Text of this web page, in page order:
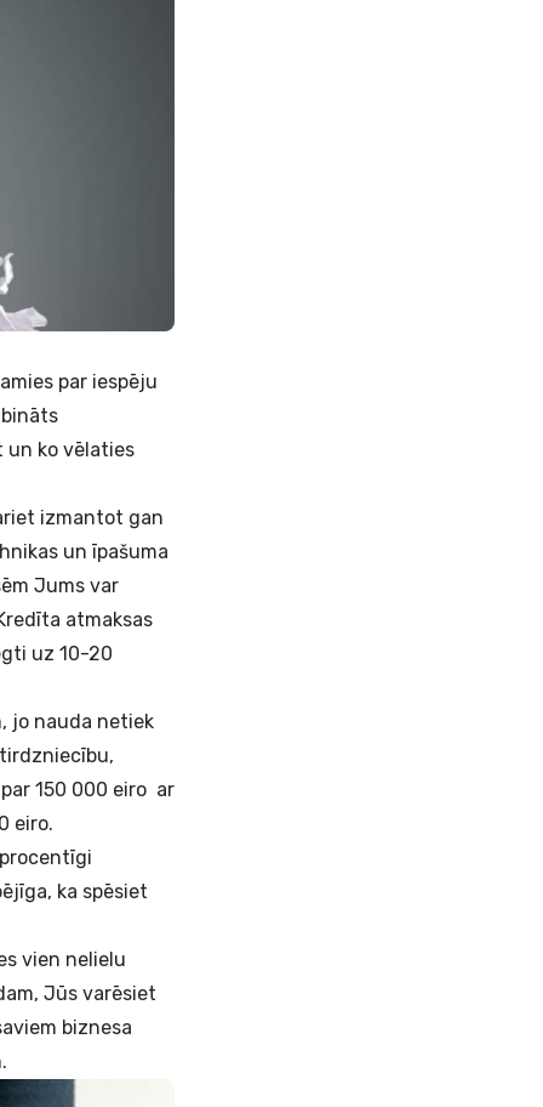
par iespēju
un ko vēlaties
izmantot gan
un īpašuma
Jums var
atmaksas
uz 10-20
jo nauda netiek
150 000 eiro ar
eiro.
ka spēsiet
vien nelielu
Jūs varēsiet
biznesa